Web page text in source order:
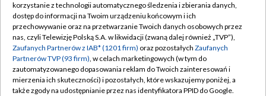
TVP
Abonament TVP
Emisja w TVP
Centrum informacji TVP
Naziemna Telewizja Cyfrowa
Regulamin TVP
Polityka prywatności
Moje zgody
Pomoc
korzystanie z technologii automatycznego śledzenia i zbierania danych,
dostęp do informacji na Twoim urządzeniu końcowym i ich
przechowywanie oraz na przetwarzanie Twoich danych osobowych przez
nas, czyli Telewizję Polską S.A. w likwidacji (zwaną dalej również „TVP”),
Zaufanych Partnerów z IAB* (1201 firm) oraz pozostałych Zaufanych
Partnerów TVP (93 firm), w celach marketingowych (w tym do
zautomatyzowanego dopasowania reklam do Twoich zainteresowań i
mierzenia ich skuteczności) i pozostałych, które wskazujemy poniżej, a
także zgody na udostępnianie przez nas identyfikatora PPID do Google.